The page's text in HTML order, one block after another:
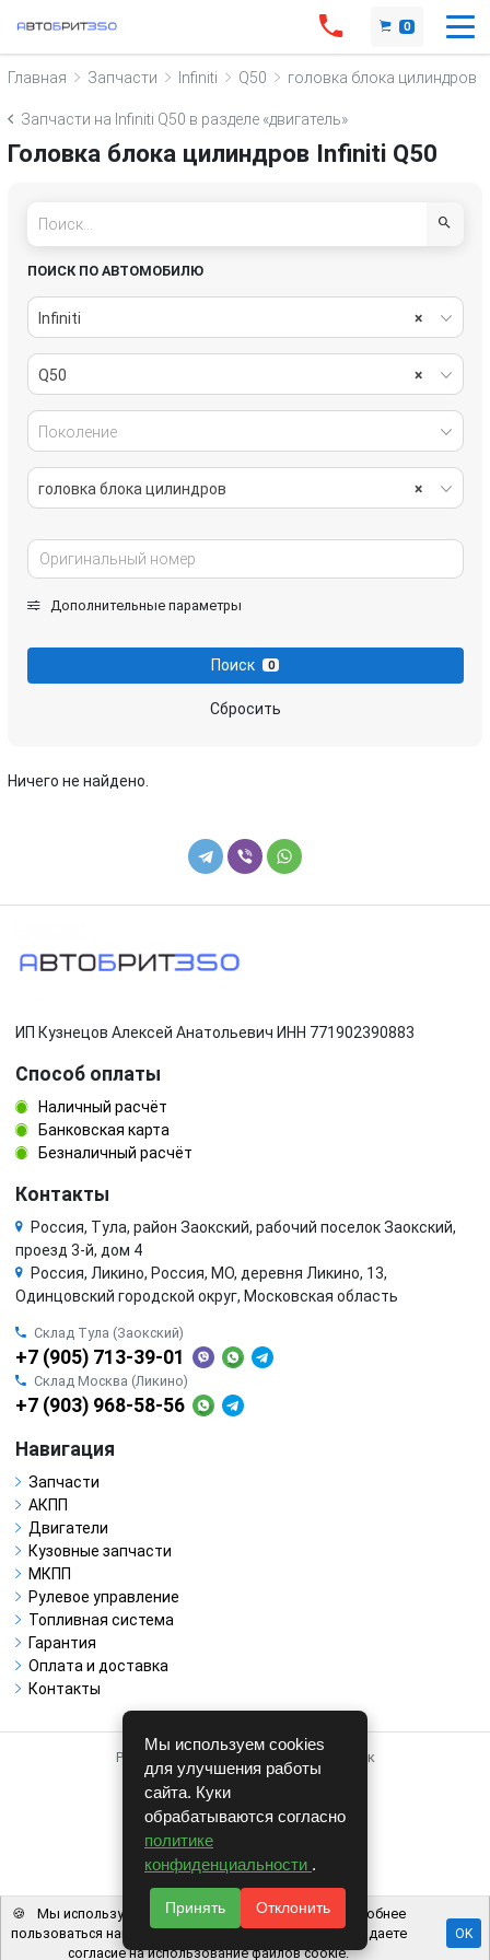
0
Главная Запчасти Infiniti Q50 головка блока цилиндров
Запчасти на Infiniti Q50 в разделе «двигатель»
Головка блока цилиндров Infiniti Q50
ПОИСК ПО АВТОМОБИЛЮ
×
Infiniti
×
Q50
Поколение
×
головка блока цилиндров
Дополнительные параметры
Поиск 0
Сбросить
Ничего не найдено.
ИП Кузнецов Алексей Анатольевич ИНН 771902390883
Способ оплаты
Наличный расчёт
Банковская карта
Безналичный расчёт
Контакты
Россия, Тула, район Заокский, рабочий поселок Заокский,
проезд 3-й, дом 4
Россия, Ликино, Россия, МО, деревня Ликино, 13,
Одинцовский городской округ, Московская область
Склад Тула (Заокский)
+7 (905) 713-39-01
Склад Москва (Ликино)
+7 (903) 968-58-56
Навигация
Запчасти
АКПП
Двигатели
Кузовные запчасти
МКПП
Рулевое управление
Топливная система
Гарантия
Оплата и доставка
Контакты
Работает на системе для авторазборок
CARRO.БИЗНЕС
Полная версия
© COPYRIGHT 2026 г.
v1.1.24
Мы используем cookies
для улучшения работы
сайта. Куки
обрабатываются согласно
политике
конфиденциальности .
Принять Отклонить
🍪
Мы используем файлы cookie, чтобы вам было удобнее
пользоваться нашим сайтом. Используя наш сайт, вы даете
согласие на использование файлов cookie.
OK